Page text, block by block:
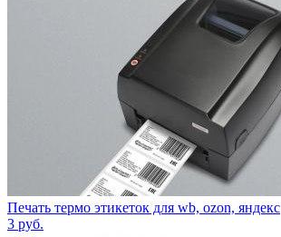
Печать термо этикеток для wb, ozon, яндекс
3 руб.